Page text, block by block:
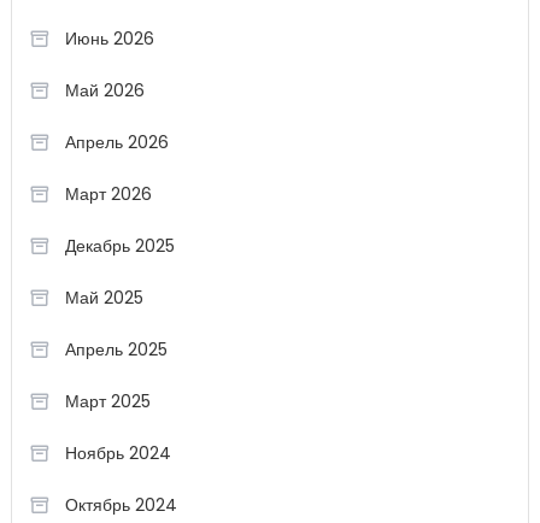
Июнь 2026
Май 2026
Апрель 2026
Март 2026
Декабрь 2025
Май 2025
Апрель 2025
Март 2025
Ноябрь 2024
Октябрь 2024